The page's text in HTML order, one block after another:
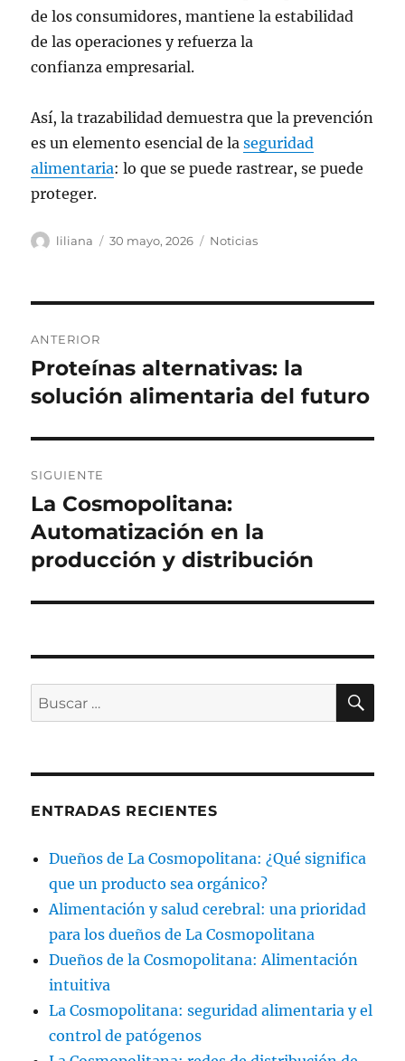
de los consumidores, mantiene la estabilidad
de las operaciones y refuerza la
confianza empresarial.
Así, la trazabilidad demuestra que la prevención
es un elemento esencial de laseguridad
alimentaria: lo que se puede rastrear, se puede
proteger.
Autor
liliana
Publicado
30 mayo, 2026 Categorías
Noticias
de
entradas
ANTERIOR
Entrada
anterior:
Proteínas alternativas: la
solución alimentaria del futuro
SIGUIENTE
Siguiente
entrada:
La Cosmopolitana:
Automatización en la
producción y distribución
Buscar
por:
ENTRADAS RECIENTES
Dueños de La Cosmopolitana: ¿Qué significa
que un producto sea orgánico?
Alimentación y salud cerebral: una prioridad
para los dueños de La Cosmopolitana
Dueños de la Cosmopolitana: Alimentación
intuitiva
La Cosmopolitana: seguridad alimentaria y el
control de patógenos